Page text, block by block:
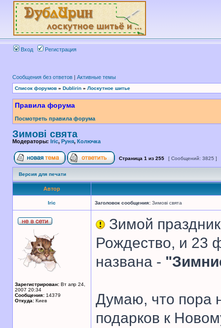
Вход Регистрация
Сообщения без ответов | Активные темы
Список форумов » Dublirin » Лоскутное шитье
Правила форума
Посмотреть правила форума
Зимові свята
Модераторы: Iric, Руня, Колючка
Страница 1 из 255 [ Сообщений: 3825 ]
Версия для печати
Автор
Iric Заголовок сообщения: Зимові свята
Зарегистрирован: Вт апр 24,
2007 20:34
Сообщения: 14379
Откуда: Киев
Зимой
Рождество, и 23
названа -
Думаю, что пора
подарков к